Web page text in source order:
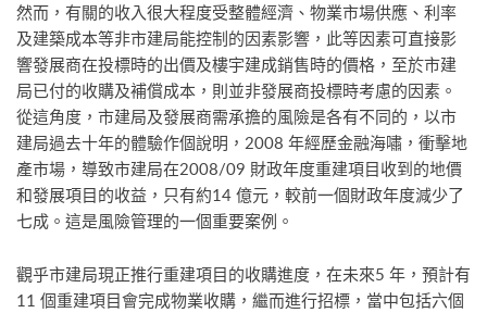
然而，有關的收入很大程度受整體經濟、物業市場供應、利率
及建築成本等非市建局能控制的因素影響，此等因素可直接影
響發展商在投標時的出價及樓宇建成銷售時的價格，至於市建
局已付的收購及補償成本，則並非發展商投標時考慮的因素。
從這角度，市建局及發展商需承擔的風險是各有不同的，以市
建局過去十年的體驗作個說明，2008 年經歷金融海嘯，衝擊地
產市場，導致市建局在2008/09 財政年度重建項目收到的地價
和發展項目的收益，只有約14 億元，較前一個財政年度減少了
七成。這是風險管理的一個重要案例。
觀乎市建局現正推行重建項目的收購進度，在未來5 年，預計有
11 個重建項目會完成物業收購，繼而進行招標，當中包括六個